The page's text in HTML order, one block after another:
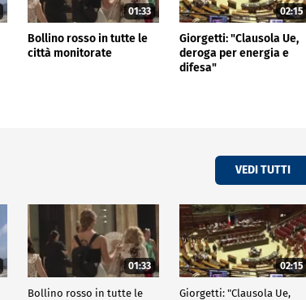
01:33
Bollino rosso in tutte le
città monitorate
02:15
Giorgetti: "Clausola Ue,
deroga per energia e
difesa"
VEDI TUTTI
01:33
Bollino rosso in tutte le
02:15
Giorgetti: "Clausola Ue,